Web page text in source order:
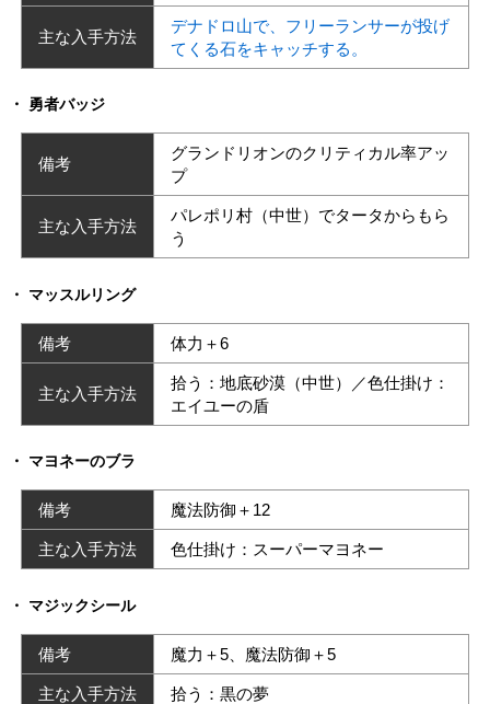
主な入手方法
デナドロ山で、フリーランサーが投げ
てくる石をキャッチする。
勇者バッジ
備考
グランドリオンのクリティカル率アッ
プ
主な入手方法
パレポリ村（中世）でタータからもら
う
マッスルリング
備考 体力＋6
主な入手方法
拾う：地底砂漠（中世）／色仕掛け：
エイユーの盾
マヨネーのブラ
備考 魔法防御＋12
主な入手方法 色仕掛け：スーパーマヨネー
マジックシール
備考 魔力＋5、魔法防御＋5
主な入手方法 拾う：黒の夢